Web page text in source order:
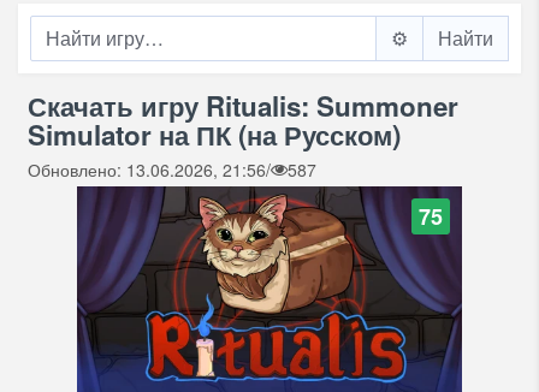
⚙️
Скачать игру Ritualis: Summoner
Simulator на ПК (на Русском)
Обновлено: 13.06.2026, 21:56/ 587
75